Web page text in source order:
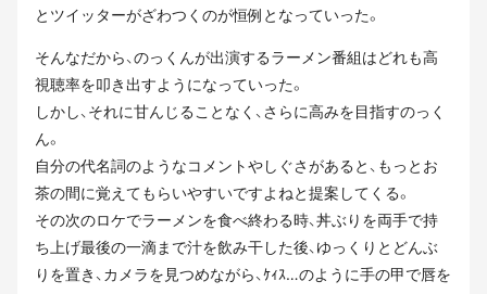
とツイッターがざわつくのが恒例となっていった。
そんなだから、のっくんが出演するラーメン番組はどれも高
視聴率を叩き出すようになっていった。
しかし、それに甘んじることなく、さらに高みを目指すのっく
ん。
自分の代名詞のようなコメントやしぐさがあると、もっとお
茶の間に覚えてもらいやすいですよねと提案してくる。
その次のロケでラーメンを食べ終わる時、丼ぶりを両手で持
ち上げ最後の一滴まで汁を飲み干した後、ゆっくりとどんぶ
りを置き、カメラを見つめながら、ｹｨｽ…のように手の甲で唇を